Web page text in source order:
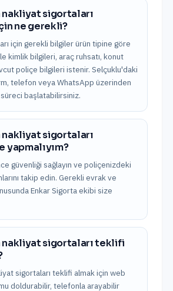
sigortaları
ne gerekli?
için gerekli bilgiler ürün tipine göre
kimlik bilgileri, araç ruhsatı, konut
poliçe bilgileri istenir. Selçuklu'daki
telefon veya WhatsApp üzerinden
başlatabilirsiniz.
sigortaları
yapmalıyım?
güvenliği sağlayın ve poliçenizdeki
takip edin. Gerekli evrak ve
Enkar Sigorta ekibi size
nakliyat sigortaları teklifi
sigortaları teklifi almak için web
doldurabilir, telefonla arayabilir